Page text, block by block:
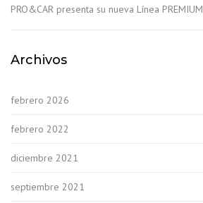
PRO&CAR presenta su nueva Línea PREMIUM
Archivos
febrero 2026
febrero 2022
diciembre 2021
septiembre 2021